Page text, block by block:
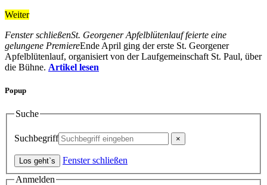
Weiter
Fenster schließenSt. Georgener Apfelblütenlauf feierte eine
gelungene PremiereEnde April ging der erste St. Georgener
Apfelblütenlauf, organisiert von der Laufgemeinschaft St. Paul, über
die Bühne. Artikel lesen
Popup
Suche
Suchbegriff
Fenster schließen
Anmelden